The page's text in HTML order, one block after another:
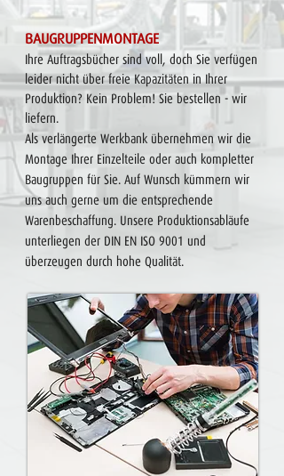
​BAUGRUPPENMONTAGE
Ihre Auftragsbücher sind voll, doch Sie verfügen
leider nicht über freie Kapazitäten in Ihrer
Produktion? Kein Problem! Sie bestellen - wir
liefern.
Als verlängerte Werkbank übernehmen wir die
Montage Ihrer Einzelteile oder auch kompletter
Baugruppen für Sie. Auf Wunsch kümmern wir
unsauch gerne um die entsprechende
Warenbeschaffung. Unsere Produktionsabläufe
unterliegen der DIN EN ISO 9001 und
überzeugen durch hohe Qualität.